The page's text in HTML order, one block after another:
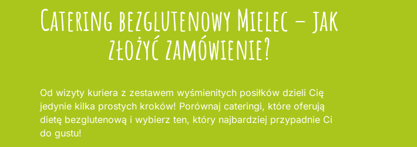
Catering bezglutenowy Mielec – jak
złożyć zamówienie?
Od wizyty kuriera z zestawem wyśmienitych posiłków dzieli Cię
jedynie kilka prostych kroków! Porównaj cateringi, które oferują
dietę bezglutenową i wybierz ten, który najbardziej przypadnie Ci
do gustu!